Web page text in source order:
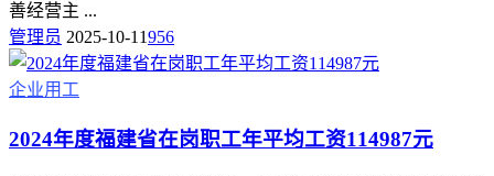
善经营主 ...
管理员 2025-10-11956
企业用工
2024年度福建省在岗职工年平均工资114987元